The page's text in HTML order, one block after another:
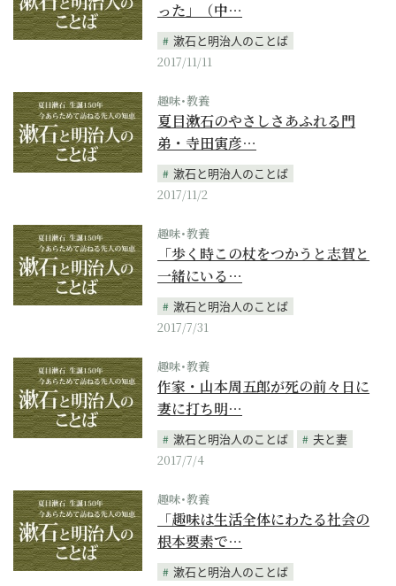
った」（中…
漱石と明治人のことば
2017/11/11
趣味･教養
夏目漱石のやさしさあふれる門
弟・寺田寅彦…
漱石と明治人のことば
2017/11/2
趣味･教養
「歩く時この杖をつかうと志賀と
一緒にいる…
漱石と明治人のことば
2017/7/31
趣味･教養
作家・山本周五郎が死の前々日に
妻に打ち明…
漱石と明治人のことば
夫と妻
2017/7/4
趣味･教養
「趣味は生活全体にわたる社会の
根本要素で…
漱石と明治人のことば